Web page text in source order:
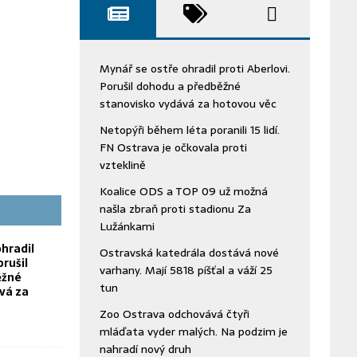
za
Mynář se ostře ohradil proti Aberlovi.
Porušil dohodu a předběžné
stanovisko vydává za hotovou věc
Netopýři během léta poranili 15 lidí.
FN Ostrava je očkovala proti
vzteklině
Koalice ODS a TOP 09 už možná
našla zbraň proti stadionu Za
Lužánkami
Ostravská katedrála dostává nové
varhany. Mají 5818 píšťal a váží 25
tun
Zoo Ostrava odchovává čtyři
mláďata vyder malých. Na podzim je
nahradí nový druh